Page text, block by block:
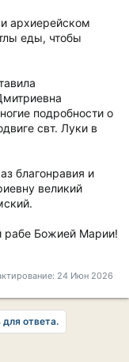
архиерейском
еды, чтобы
подробности о
свт. Луки в
благонравия и
великий
рабе Божией Марии!
24 Июн 2026
ответа.